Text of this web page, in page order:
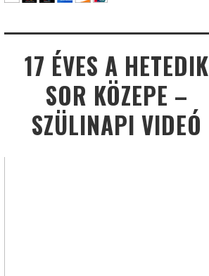
17 ÉVES A HETEDIK
SOR KÖZEPE –
SZÜLINAPI VIDEÓ